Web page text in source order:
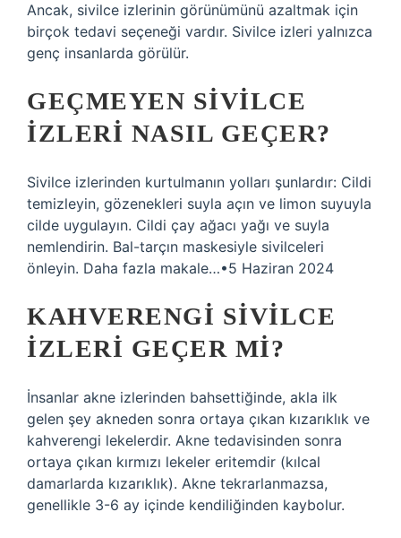
Ancak, sivilce izlerinin görünümünü azaltmak için
birçok tedavi seçeneği vardır. Sivilce izleri yalnızca
genç insanlarda görülür.
GEÇMEYEN SIVILCE
IZLERI NASIL GEÇER?
Sivilce izlerinden kurtulmanın yolları şunlardır: Cildi
temizleyin, gözenekleri suyla açın ve limon suyuyla
cilde uygulayın. Cildi çay ağacı yağı ve suyla
nemlendirin. Bal-tarçın maskesiyle sivilceleri
önleyin. Daha fazla makale…•5 Haziran 2024
KAHVERENGI SIVILCE
IZLERI GEÇER MI?
İnsanlar akne izlerinden bahsettiğinde, akla ilk
gelen şey akneden sonra ortaya çıkan kızarıklık ve
kahverengi lekelerdir. Akne tedavisinden sonra
ortaya çıkan kırmızı lekeler eritemdir (kılcal
damarlarda kızarıklık). Akne tekrarlanmazsa,
genellikle 3-6 ay içinde kendiliğinden kaybolur.